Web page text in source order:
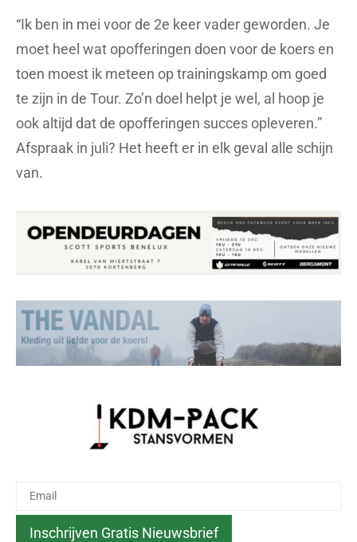
“Ik ben in mei voor de 2e keer vader geworden. Je
moet heel wat opofferingen doen voor de koers en
toen moest ik meteen op trainingskamp om goed
te zijn in de Tour. Zo’n doel helpt je wel, al hoop je
ook altijd dat de opofferingen succes opleveren.”
Afspraak in juli? Het heeft er in elk geval alle schijn
van.